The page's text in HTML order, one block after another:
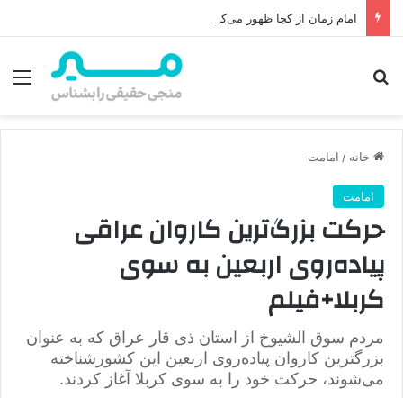
خانه / امامت
امامت
حرکت بزرگ‌ترین کاروان عراقی
پیاده‌‎روی اربعین به سوی
کربلا+فیلم
مردم سوق الشیوخ از استان ذی قار عراق که به عنوان
بزرگترین کاروان پیاده‌روی اربعین این کشورشناخته
می‌شوند، حرکت خود را به سوی کربلا آغاز کردند.